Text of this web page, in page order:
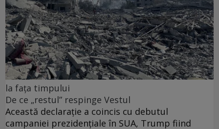
la fața timpului
De ce „restul” respinge Vestul
Această declarație a coincis cu debutul
campaniei prezidențiale în SUA, Trump fiind